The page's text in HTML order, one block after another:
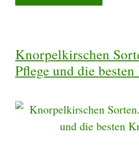
Knorpelkirschen
Pflege und die